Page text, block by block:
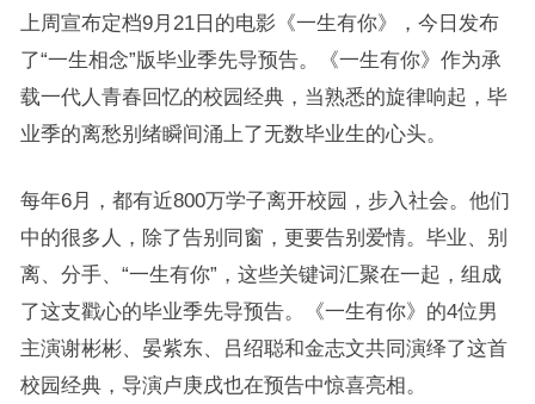
上周宣布定档9月21日的电影《一生有你》，今日发布
了“一生相念”版毕业季先导预告。《一生有你》作为承
载一代人青春回忆的校园经典，当熟悉的旋律响起，毕
业季的离愁别绪瞬间涌上了无数毕业生的心头。
每年6月，都有近800万学子离开校园，步入社会。他们
中的很多人，除了告别同窗，更要告别爱情。毕业、别
离、分手、“一生有你”，这些关键词汇聚在一起，组成
了这支戳心的毕业季先导预告。《一生有你》的4位男
主演谢彬彬、晏紫东、吕绍聪和金志文共同演绎了这首
校园经典，导演卢庚戌也在预告中惊喜亮相。